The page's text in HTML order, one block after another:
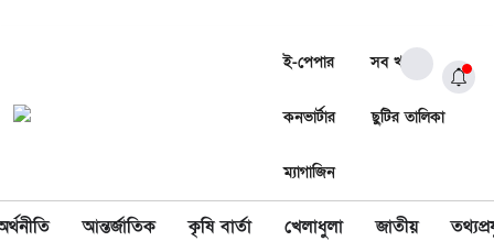
ই-পেপার সব খবর
কনভার্টার ছুটির তালিকা
ম্যাগাজিন
আন্তর্জাতিক কৃষি বার্তা খেলাধুলা জাতীয়